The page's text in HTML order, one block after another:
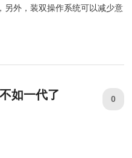
另外，装双操作系统可以减少意
如一代了
0